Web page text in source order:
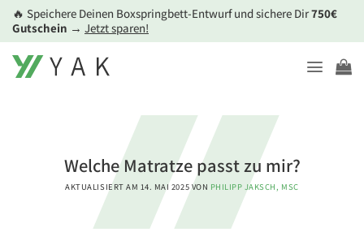
Zum
Inhalt
springen
🔥 Speichere Deinen Boxspringbett-Entwurf und sichere Dir750€
Gutschein → Jetzt sparen!
Welche Matratze passt zu mir?
AKTUALISIERT AM 14. MAI 2025VON PHILIPP JAKSCH, MSC